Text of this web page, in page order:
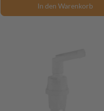
In den Warenkorb